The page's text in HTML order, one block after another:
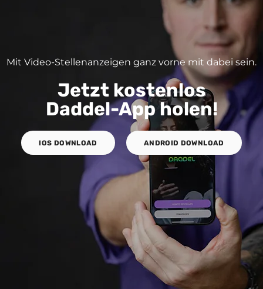
Mit Video-Stellenanzeigen ganz vorne mit dabei sein.
Jetzt kostenlos
Daddel-App holen!
IOS DOWNLOAD ANDROID DOWNLOAD